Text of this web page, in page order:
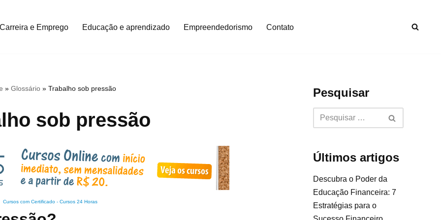
Carreira e Emprego Educação e aprendizado Empreendedorismo Contato
» Glossário» Trabalho sob pressão
sob pressão
Cursos com Certificado- Cursos 24 Horas
Pesquisar
Últimos artigos
Descubra o Poder da
Educação Financeira: 7
Estratégias para o